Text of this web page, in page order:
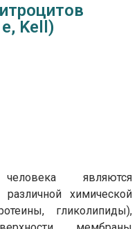
Kell)
являются
различной химической
гликолипиды),